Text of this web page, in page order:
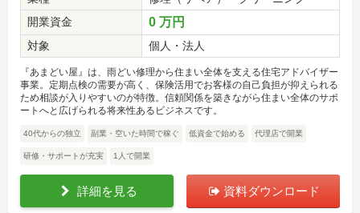
開業資金
0 万円
対象 個人・法人
『あまどい屋』は、雨どい修理から住まい全体を支える住宅アドバイザー
事業。定期点検の需要が高く、保険活用でお客様の自己負担が抑えられる
ため相談が入りやすいのが特徴。信頼関係を築きながら住まい全体のサポ
ートへと広げられる将来性あるビジネスです。
40代からの独立 副業・空いた時間で稼ぐ 低資金で始める 代理店で開業
研修・サポートが充実 1人で開業
詳細を見る 資料ダウンロード